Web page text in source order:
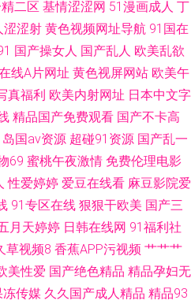
二区 基情涩涩网 51漫画成人 丁
涩涩射 黄色视频网址导航 91国在
国产操女人 国产乱人 欧美乱欲
线A片网址 黄色视屏网站 欧美午
真福利 欧美内射网址 日本中文字
精品国产免费观看 国产不卡高
岛国av资源 超碰91资源 国产乱一
69 蜜桃午夜激情 免费伦理电影
性爱婷婷 爱豆在线看 麻豆影院爱
91专区在线 狠狠干欧美 国产三
月天婷婷 日韩在线网 91福利社
草视频8 香蕉APP污视频 艹艹艹
美性爱 国产绝色精品 精品孕妇无
冻传媒 久久国产成人精品 精品93